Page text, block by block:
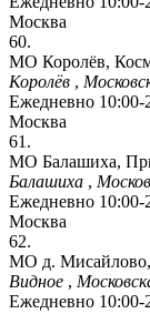
Москва
60.
МО Королёв,
Королёв ,
Ежедневно 10:00-
Москва
61.
МО Балашиха,
Балашиха ,
Ежедневно 10:00-
Москва
62.
МО д. Мисайлово,
Видное ,
Ежедневно 10:00-